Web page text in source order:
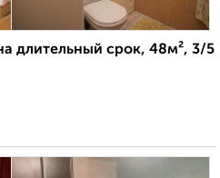
длительный срок, 48м², 3/5